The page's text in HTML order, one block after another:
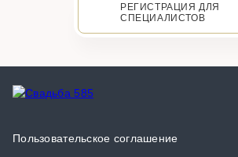
РЕГИСТРАЦИЯ ДЛЯ
СПЕЦИАЛИСТОВ
Пользовательское соглашение